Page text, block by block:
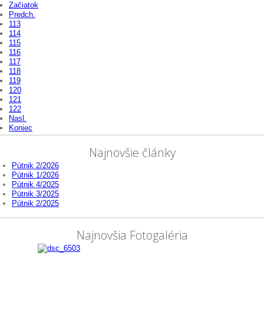
Začiatok
Predch.
113
114
115
116
117
118
119
120
121
122
Nasl.
Koniec
Najnovšie články
Pútnik 2/2026
Pútnik 1/2026
Pútnik 4/2025
Pútnik 3/2025
Pútnik 2/2025
Najnovšia Fotogaléria